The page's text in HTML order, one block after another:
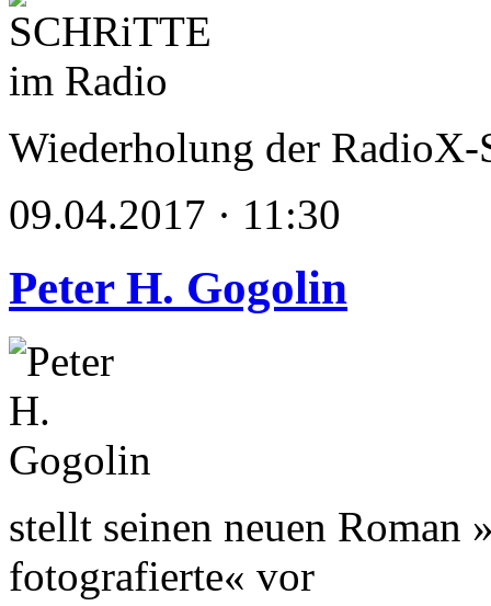
Wiederholung der
09.04.2017 · 11:30
Peter H. Gogolin
stellt seinen neuen Roman
fotografierte« vor